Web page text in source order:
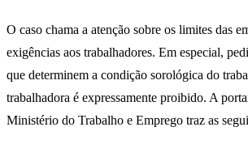
O caso chama a atenção sobre os limites das
exigências aos trabalhadores. Em especial,
que determinem a condição sorológica do
trabalhadora é expressamente proibido. A
Ministério do Trabalho e Emprego traz as